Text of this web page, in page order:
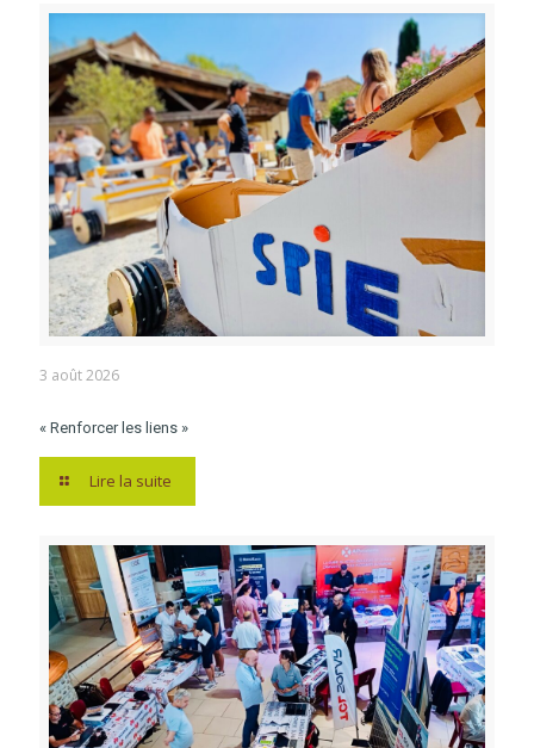
3 août 2026
« Renforcer les liens »
Lire la suite